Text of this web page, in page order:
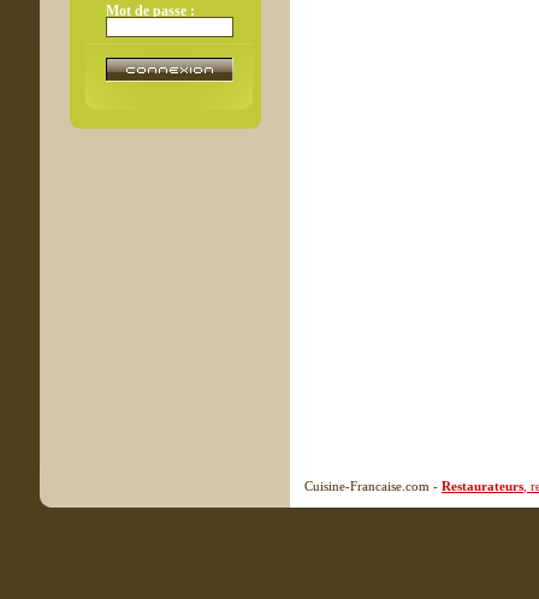
Mot de passe :
Cuisine-Francaise.com - Restaurateurs ,